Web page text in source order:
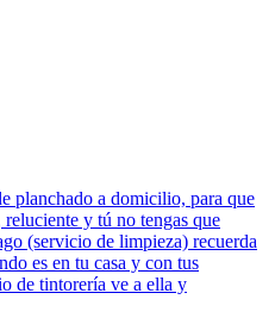
planchado a domicilio, para que
reluciente y tú no tengas que
(servicio de limpieza) recuerda
es en tu casa y con tus
de tintorería ve a ella y